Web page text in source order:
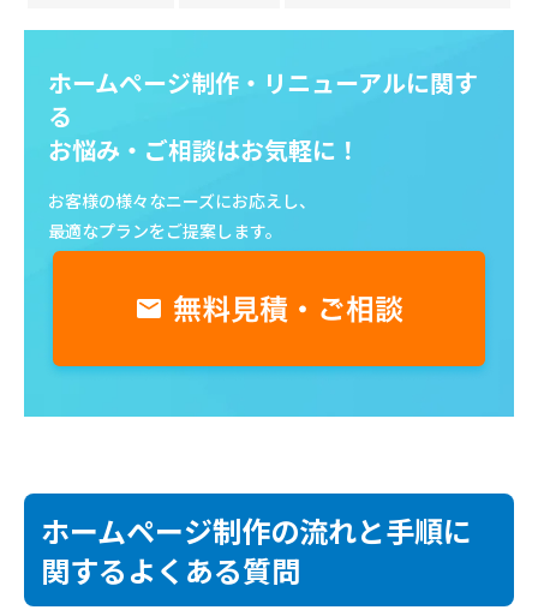
ホームページ制作・リニューアルに関す
る
お悩み・ご相談はお気軽に！
お客様の様々なニーズにお応えし、
最適なプランをご提案します。
ホームページ制作の流れと手順に
関するよくある質問